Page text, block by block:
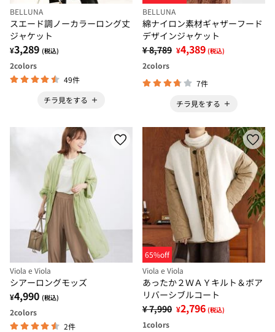
BELLUNA
スエード調ノーカラーロング丈
ジャケット
¥3,289 (税込)
2colors
49件
チラ見をする
BELLUNA
綿ナイロン素材ギャザーフード
デザインジャケット
¥ 8,789 ¥4,389 (税込)
2colors
7件
チラ見をする
Viola e Viola
シアーロングモッズ
¥4,990 (税込)
2colors
2件
65%off
Viola e Viola
あったか２ＷＡＹキルト＆ボア
リバーシブルコート
¥ 7,990 ¥2,796 (税込)
1colors